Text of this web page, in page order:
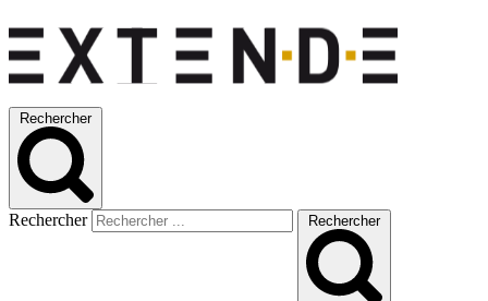
Rechercher
Rechercher Rechercher